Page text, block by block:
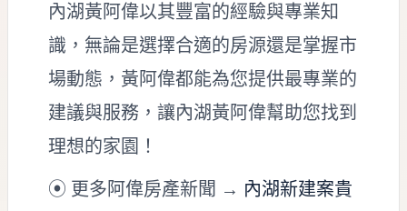
內湖黃阿偉以其豐富的經驗與專業知
識，無論是選擇合適的房源還是掌握市
場動態，黃阿偉都能為您提供最專業的
建議與服務，讓內湖黃阿偉幫助您找到
理想的家園！
⦿ 更多阿偉房產新聞 → 內湖新建案貴